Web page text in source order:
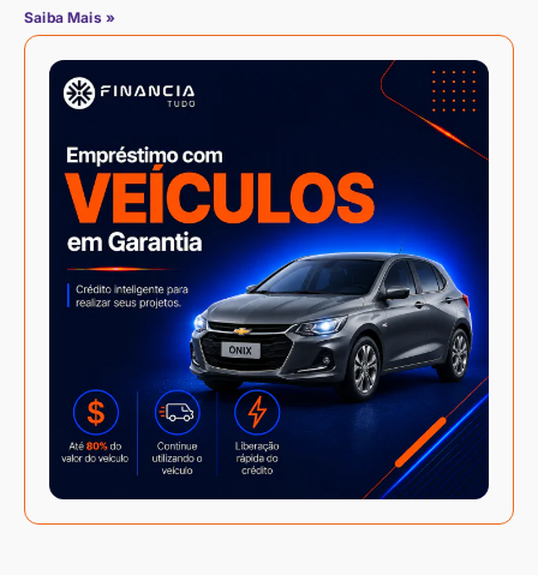
Saiba Mais »